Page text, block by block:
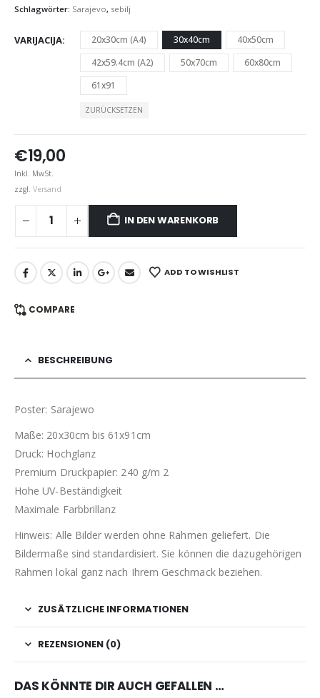
Schlagwörter: Sarajevo, sebilj
VARIJACIJA 20x30cm (A4) 30x40cm
40x50cm
42x59.4cm (A2)
50x70cm
60x80cm
61x91
ZURÜCKSETZEN
€19,00
Inkl. MwSt.
zzgl. Versand
IN DEN WARENKORB
ADD TO WISHLIST
COMPARE
BESCHREIBUNG
Poster: Sarajewo
Maße: 20x30cm bis 61x91cm
Druck: Hochglanz
Premium Druckpapier: 240 g/m 2
Hohe UV-Beständigkeit
Maximale Farbbrillanz
Hinweis: Alle Bilder werden ohne Rahmen geliefert. Die
Bildermaße sind standardisiert. Sie können die dazugehörigen
Rahmen lokal ganz nach Ihrem Geschmack beziehen.
ZUSÄTZLICHE INFORMATIONEN
REZENSIONEN (0)
DAS KÖNNTE DIR AUCH GEFALLEN …